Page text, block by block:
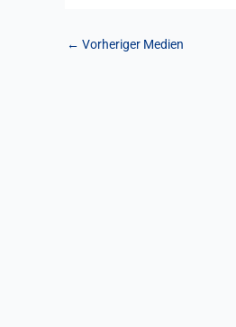
← Vorheriger Medien